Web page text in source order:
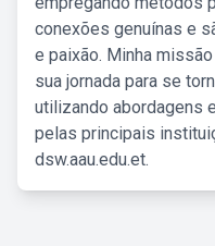
conexões genuínas e
e paixão. Minha
sua jornada para se
utilizando abordagens
pelas principais
dsw.aau.edu.et.